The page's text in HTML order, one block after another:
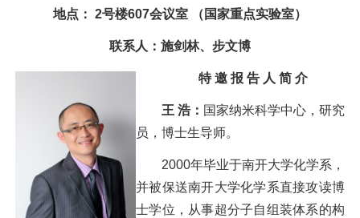
地点： 2号楼607会议室 （国家重点实验室）
联系人：施剑林、步文博
特 邀 报 告 人 简 介
王 浩： 国家纳米科学中心，研究
员，博士生导师。
2000年毕业于南开大学化学系，
并被保送南开大学化学系直接攻读博
士学位，从事超分子自组装体系的构